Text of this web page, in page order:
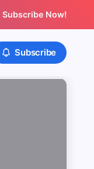
Subscribe Now!
Subscribe